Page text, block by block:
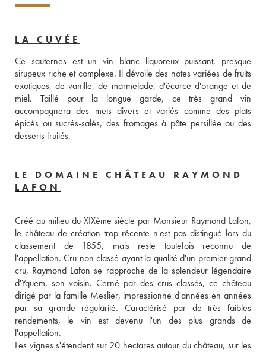
LA CUVÉE
Ce sauternes est un vin blanc liquoreux puissant, presque
sirupeux riche et complexe. Il dévoile des notes variées de fruits
exotiques, de vanille, de marmelade, d'écorce d'orange et de
miel. Taillé pour la longue garde, ce très grand vin
accompagnera des mets divers et variés comme des plats
épicés ou sucrés-salés, des fromages à pâte persillée ou des
desserts fruités.
LE DOMAINE CHÂTEAU RAYMOND
LAFON
Créé au milieu du XIXème siècle par Monsieur Raymond Lafon,
le château de création trop récente n'est pas distingué lors du
classement de 1855, mais reste toutefois reconnu de
l'appellation. Cru non classé ayant la qualité d'un premier grand
cru, Raymond Lafon se rapproche de la splendeur légendaire
d'Yquem, son voisin. Cerné par des crus classés, ce château
dirigé par la famille Meslier, impressionne d'années en années
par sa grande régularité. Caractérisé par de très faibles
rendements, le vin est devenu l'un des plus grands de
l'appellation.
Les vignes s'étendent sur 20 hectares autour du château, sur les